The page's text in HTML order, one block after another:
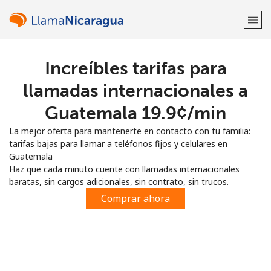
¡Bienvenido!
Regístrate con
o
Increíbles tarifas para
llamadas internacionales a
Guatemala ⁦19.9¢⁩/min
La mejor oferta para mantenerte en contacto con tu familia:
tarifas bajas para llamar a teléfonos fijos y celulares en
Guatemala
Haz que cada minuto cuente con llamadas internacionales
baratas, sin cargos adicionales, sin contrato, sin trucos.
Comprar ahora